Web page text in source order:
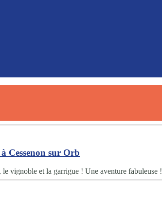
Cessenon sur Orb
le vignoble et la garrigue ! Une aventure fabuleuse !